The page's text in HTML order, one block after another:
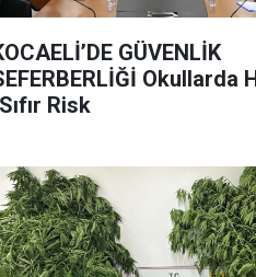
GÜVENLİK
Okullarda Hedef
Risk